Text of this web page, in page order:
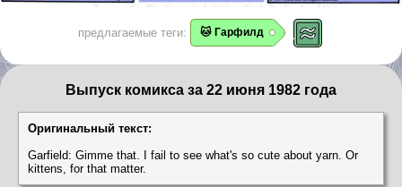
предлагаемые теги: 🐱 Гарфилд
Выпуск комикса за 22 июня 1982 года
Оригинальный текст:
Garfield: Gimme that. I fail to see what's so cute about yarn. Or
kittens, for that matter.